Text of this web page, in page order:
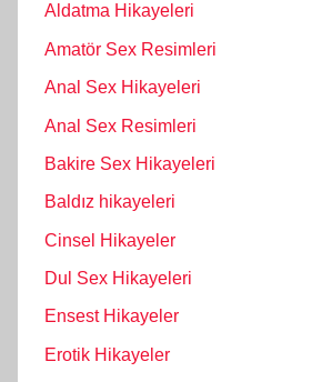
Aldatma Hikayeleri
Amatör Sex Resimleri
Anal Sex Hikayeleri
Anal Sex Resimleri
Bakire Sex Hikayeleri
Baldız hikayeleri
Cinsel Hikayeler
Dul Sex Hikayeleri
Ensest Hikayeler
Erotik Hikayeler